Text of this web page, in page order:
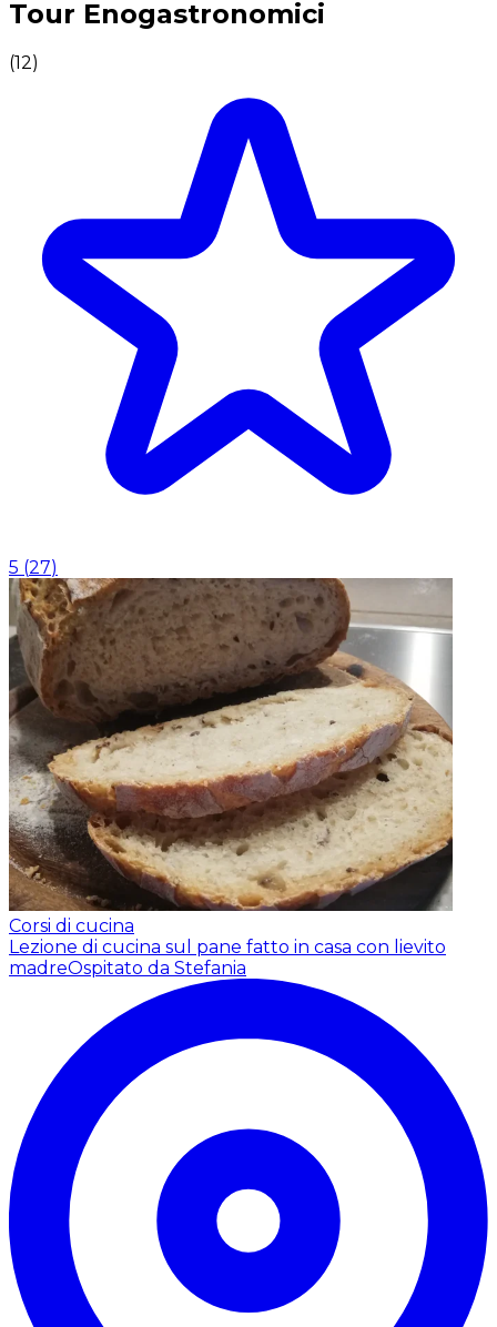
Tour Enogastronomici
(12)
5 (27)
Corsi di cucina
Lezione di cucina sul pane fatto in casa con lievito
madreOspitato da Stefania